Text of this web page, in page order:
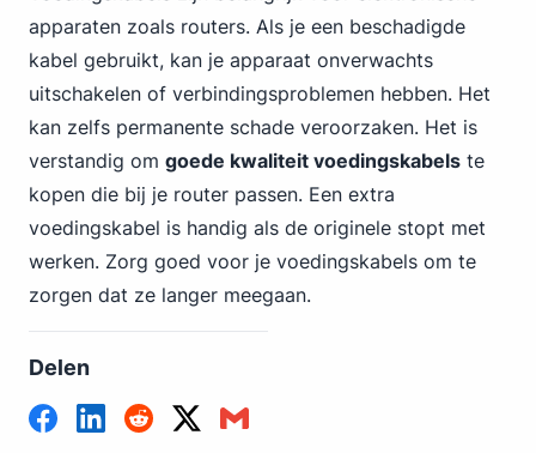
apparaten zoals routers. Als je een beschadigde
kabel gebruikt, kan je apparaat onverwachts
uitschakelen of verbindingsproblemen hebben. Het
kan zelfs permanente schade veroorzaken. Het is
verstandig om goede kwaliteit voedingskabels te
kopen die bij je router passen. Een extra
voedingskabel is handig als de originele stopt met
werken. Zorg goed voor je voedingskabels om te
zorgen dat ze langer meegaan.
Delen